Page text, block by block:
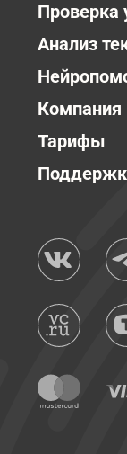
Проверка
Анализ
Компания
Тарифы